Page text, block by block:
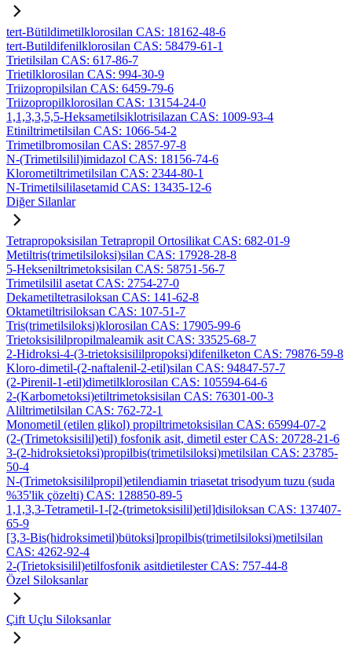
tert-Bütildimetilklorosilan CAS: 18162-48-6
tert-Butildifenilklorosilan CAS: 58479-61-1
Trietilsilan CAS: 617-86-7
Trietilklorosilan CAS: 994-30-9
Triizopropilsilan CAS: 6459-79-6
Triizopropilklorosilan CAS: 13154-24-0
1,1,3,3,5,5-Heksametilsiklotrisilazan CAS: 1009-93-4
Etiniltrimetilsilan CAS: 1066-54-2
Trimetilbromosilan CAS: 2857-97-8
N-(Trimetilsilil)imidazol CAS: 18156-74-6
Klorometiltrimetilsilan CAS: 2344-80-1
N-Trimetilsililasetamid CAS: 13435-12-6
Diğer Silanlar
Tetrapropoksisilan Tetrapropil Ortosilikat CAS: 682-01-9
Metiltris(trimetilsiloksi)silan CAS: 17928-28-8
5-Hekseniltrimetoksisilan CAS: 58751-56-7
Trimetilsilil asetat CAS: 2754-27-0
Dekametiltetrasiloksan CAS: 141-62-8
Oktametiltrisiloksan CAS: 107-51-7
Tris(trimetilsiloksi)klorosilan CAS: 17905-99-6
Trietoksisililpropilmaleamik asit CAS: 33525-68-7
2-Hidroksi-4-(3-trietoksisililpropoksi)difenilketon CAS: 79876-59-8
Kloro-dimetil-(2-naftalenil-2-etil)silan CAS: 94847-57-7
(2-Pirenil-1-etil)dimetilklorosilan CAS: 105594-64-6
2-(Karbometoksi)etiltrimetoksisilan CAS: 76301-00-3
Aliltrimetilsilan CAS: 762-72-1
Monometil (etilen glikol) propiltrimetoksisilan CAS: 65994-07-2
(2-(Trimetoksisilil)etil) fosfonik asit, dimetil ester CAS: 20728-21-6
3-(2-hidroksietoksi)propilbis(trimetilsiloksi)metilsilan CAS: 23785-
50-4
N-(Trimetoksisililpropil)etilendiamin triasetat trisodyum tuzu (suda
%35'lik çözelti) CAS: 128850-89-5
1,1,3,3-Tetrametil-1-[2-(trimetoksisilil)etil]disiloksan CAS: 137407-
65-9
[3,3-Bis(hidroksimetil)bütoksi]propilbis(trimetilsiloksi)metilsilan
CAS: 4262-92-4
2-(Trietoksisilil)etilfosfonik asitdietilester CAS: 757-44-8
Özel Siloksanlar
Çift Uçlu Siloksanlar